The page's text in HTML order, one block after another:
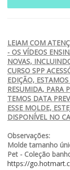
LEIAM COM
- OS VÍDEOS
NOVAS,
CURSO SPP
EDIÇÃO,
RESUMIDA, PARA
TEMOS DATA
ESSE MOLDE,
DISPONÍVEL NO
Observações:
Molde tamanho
Pet - Coleção
https://